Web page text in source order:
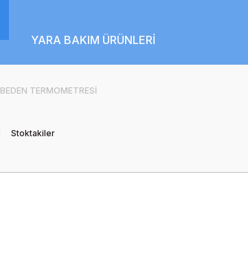
YARA BAKIM ÜRÜNLERİ
BEDEN TERMOMETRESİ
Stoktakiler